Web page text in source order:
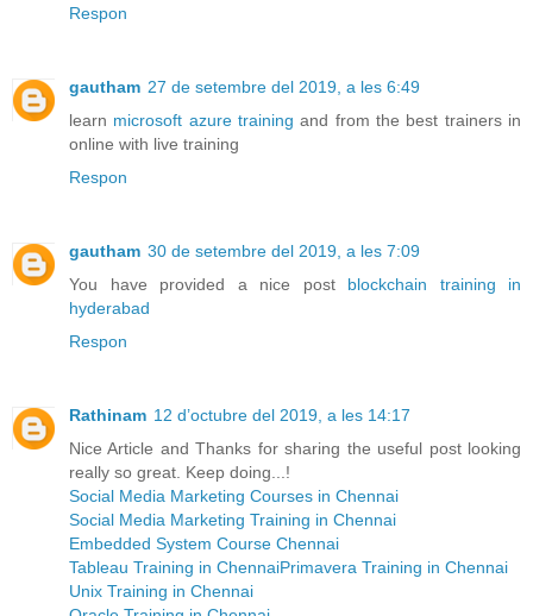
Respon
gautham 27 de setembre del 2019, a les 6:49
learn microsoft azure training and from the best trainers in
online with live training
Respon
gautham 30 de setembre del 2019, a les 7:09
You have provided a nice post blockchain training in
hyderabad
Respon
Rathinam 12 d’octubre del 2019, a les 14:17
Nice Article and Thanks for sharing the useful post looking
really so great. Keep doing...!
Social Media Marketing Courses in Chennai
Social Media Marketing Training in Chennai
Embedded System Course Chennai
Tableau Training in ChennaiPrimavera Training in Chennai
Unix Training in Chennai